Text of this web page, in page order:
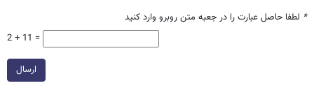
* لطفا حاصل عبارت را در جعبه متن روبرو وارد کنید
2 + 11 =
ارسال